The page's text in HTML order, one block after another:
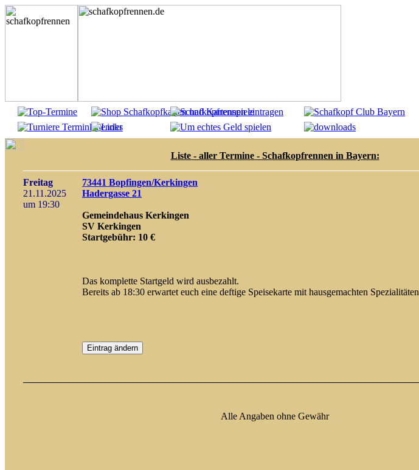
Liste - aller Termine - Schafkopfrennen in Bayern:
Freitag
21.11.2025
um 19:30
73441 Bopfingen/Kerkingen
Hadergasse 21
Gemeindehaus Kerkingen
SV Kerkingen
Startgebühr: 10 €
Das komplette Startgeld wird ausbezahlt.
Bereits ab 18:30 erwartet euch eine deftige Speisekarte mit hausgemachten Spezialitäten
Eintrag ändern
Alle Angaben ohne Gewähr